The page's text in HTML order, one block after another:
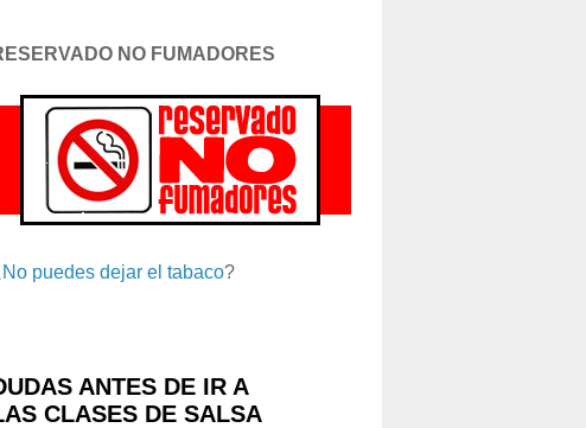
NO FUMADORES
No puedes dejar el tabaco?
ANTES DE IR A
CLASES DE SALSA